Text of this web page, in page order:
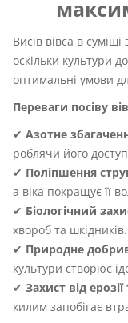
Висів вівса в
оскільки культури
оптимальні умови
Переваги посіву
✔ Азотне
роблячи його
✔ Поліпшення
а віка покращує її
✔ Біологічний
хвороб та шкідників.
✔ Природне
культури створює
✔ Захист від
килим запобігає